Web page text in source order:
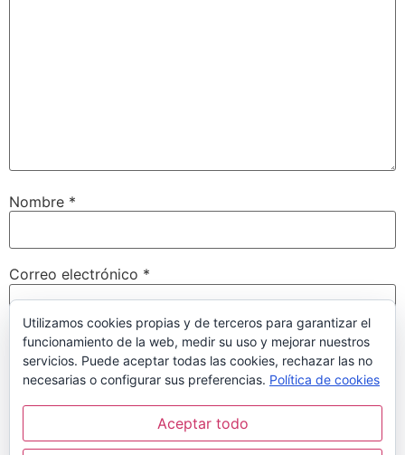
Nombre *
Correo electrónico *
Web
Guarda mi nombre, correo electrónico y web en este
navegador para la próxima vez que comente.
Utilizamos cookies propias y de terceros para garantizar el
funcionamiento de la web, medir su uso y mejorar nuestros
servicios. Puede aceptar todas las cookies, rechazar las no
necesarias o configurar sus preferencias. Política de cookies
Aceptar todo